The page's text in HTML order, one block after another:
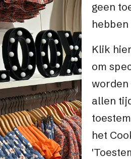
geen
Klik
om
worden
allen
het